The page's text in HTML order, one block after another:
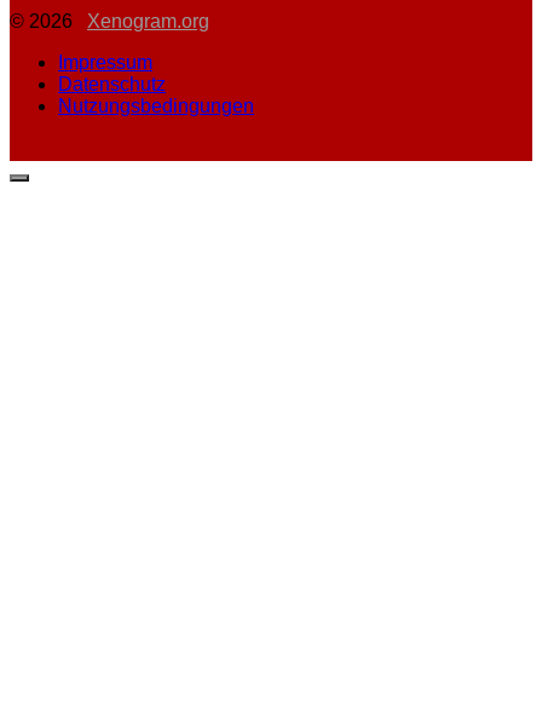
© 2026
Xenogram.org
Impressum
Datenschutz
Nutzungsbedingungen